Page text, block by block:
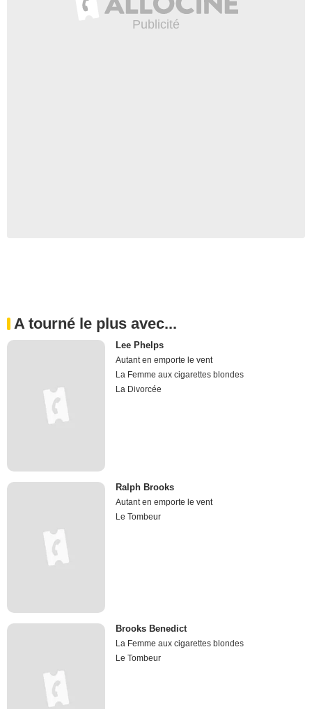
A tourné le plus avec...
Lee Phelps
Autant en emporte le vent
La Femme aux cigarettes blondes
La Divorcée
Ralph Brooks
Autant en emporte le vent
Le Tombeur
Brooks Benedict
La Femme aux cigarettes blondes
Le Tombeur